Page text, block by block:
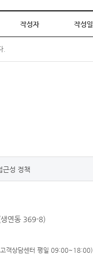
작성자 작성일
.
근성 정책
연동 369-8)
객상담센터 평일 09:00~18:00)